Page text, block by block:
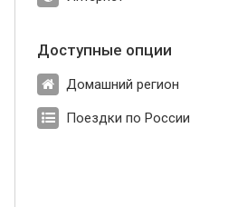
Доступные опции
Домашний регион
Поездки по России